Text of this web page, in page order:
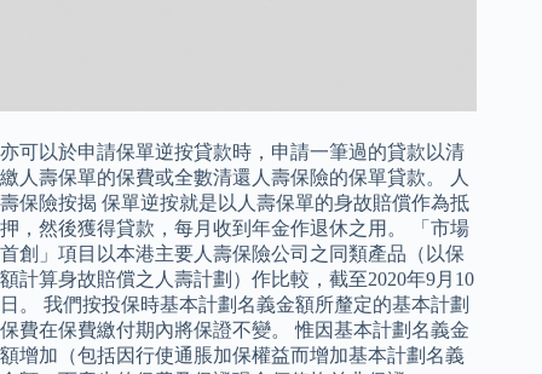
亦可以於申請保單逆按貸款時，申請一筆過的貸款以清
繳人壽保單的保費或全數清還人壽保險的保單貸款。 人
壽保險按揭 保單逆按就是以人壽保單的身故賠償作為抵
押，然後獲得貸款，每月收到年金作退休之用。 「市場
首創」項目以本港主要人壽保險公司之同類產品（以保
額計算身故賠償之人壽計劃）作比較，截至2020年9月10
日。 我們按投保時基本計劃名義金額所釐定的基本計劃
保費在保費繳付期內將保證不變。 惟因基本計劃名義金
額增加（包括因行使通脹加保權益而增加基本計劃名義